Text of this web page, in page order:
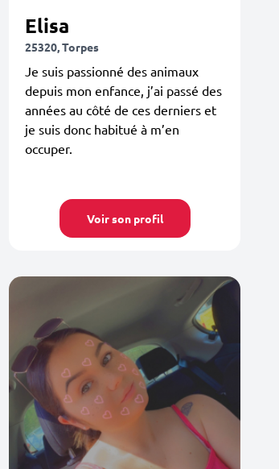
Elisa
25320, Torpes
Je suis passionné des animaux
depuis mon enfance, j’ai passé des
années au côté de ces derniers et
je suis donc habitué à m’en
occuper.
Voir son profil